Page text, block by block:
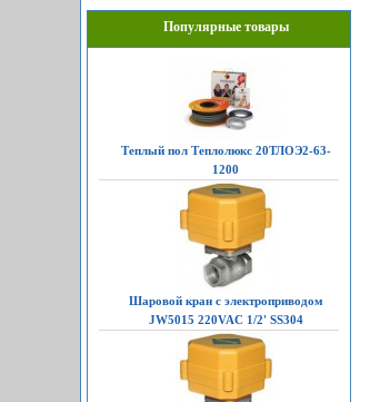
Популярные товары
Теплый пол Теплолюкс 20ТЛОЭ2-63-
1200
Шаровой кран с электроприводом
JW5015 220VAC 1/2' SS304